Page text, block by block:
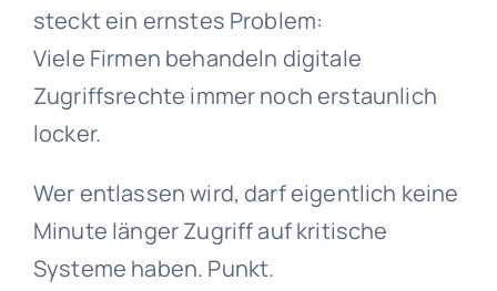
steckt ein ernstes Problem:
Viele Firmen behandeln digitale
Zugriffsrechte immer noch erstaunlich
locker.
Wer entlassen wird, darf eigentlich keine
Minute länger Zugriff auf kritische
Systeme haben. Punkt.